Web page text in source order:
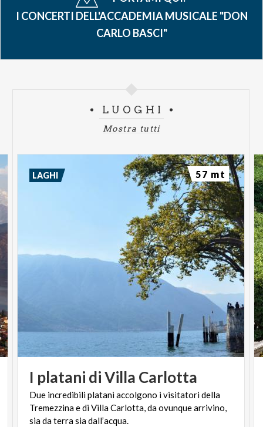
I CONCERTI DELL'ACCADEMIA MUSICALE "DON
CARLO BASCI"
LUOGHI
Mostra tutti
I platani diVilla Carlotta
Due incredibili platani accolgono i visitatori della
Tremezzina e di Villa Carlotta, da ovunque arrivino,
sia da terra sia dall’acqua.
LAGHI 57 mt